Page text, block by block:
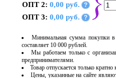
ОПТ 2: 0,00 руб. ?
ОПТ 3: 0,00 руб. ?
Минимальная сумма покупки в
составляет 10 000 рублей.
Мы работаем только с
предпринимателями.
Товар отпускается только
Цены, указанные на сайте